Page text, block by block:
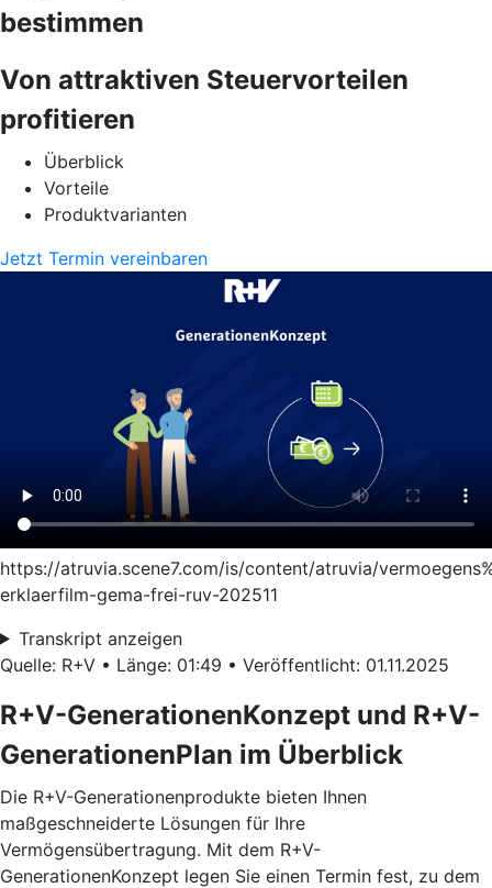
bestimmen
Von attraktiven Steuervorteilen
profitieren
Überblick
Vorteile
Produktvarianten
Jetzt Termin vereinbaren
https://atruvia.scene7.com/is/content/atruvia/
erklaerfilm-gema-frei-ruv-202511
Transkript anzeigen
Quelle: R+V • Länge: 01:49 • Veröffentlicht: 01.11.2025
R+V-GenerationenKonzept und R+V-
GenerationenPlan im Überblick
Die R+V-Generationenprodukte bieten Ihnen
maßgeschneiderte Lösungen für Ihre
Vermögensübertragung. Mit dem R+V-
GenerationenKonzept legen Sie einen Termin fest, zu dem